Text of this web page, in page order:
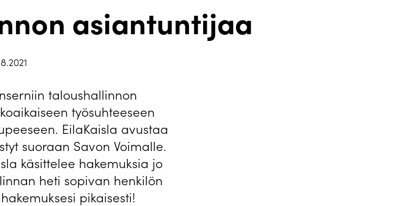
asiantuntijaa
taloushallinnon
työsuhteeseen
EilaKaisla avustaa
suoraan Savon Voimalle.
käsittelee hakemuksia jo
heti sopivan henkilön
pikaisesti!